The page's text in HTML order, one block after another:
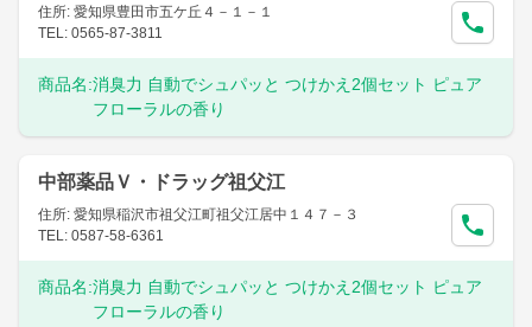
住所: 愛知県豊田市五ケ丘４－１－１
TEL: 0565-87-3811
商品名:消臭力 自動でシュパッと つけかえ2個セット ピュア
フローラルの香り
中部薬品Ｖ・ドラッグ祖父江
住所: 愛知県稲沢市祖父江町祖父江居中１４７－３
TEL: 0587-58-6361
商品名:消臭力 自動でシュパッと つけかえ2個セット ピュア
フローラルの香り